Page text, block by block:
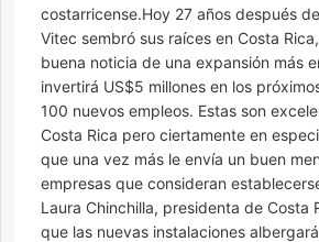
costarricense.Hoy 27 años después
Vitec sembró sus raíces en Costa
buena noticia de una expansión más
invertirá US$5 millones en los
100 nuevos empleos. Estas son
Costa Rica pero ciertamente en
que una vez más le envía un buen
empresas que consideran
Laura Chinchilla, presidenta de Costa
que las nuevas instalaciones